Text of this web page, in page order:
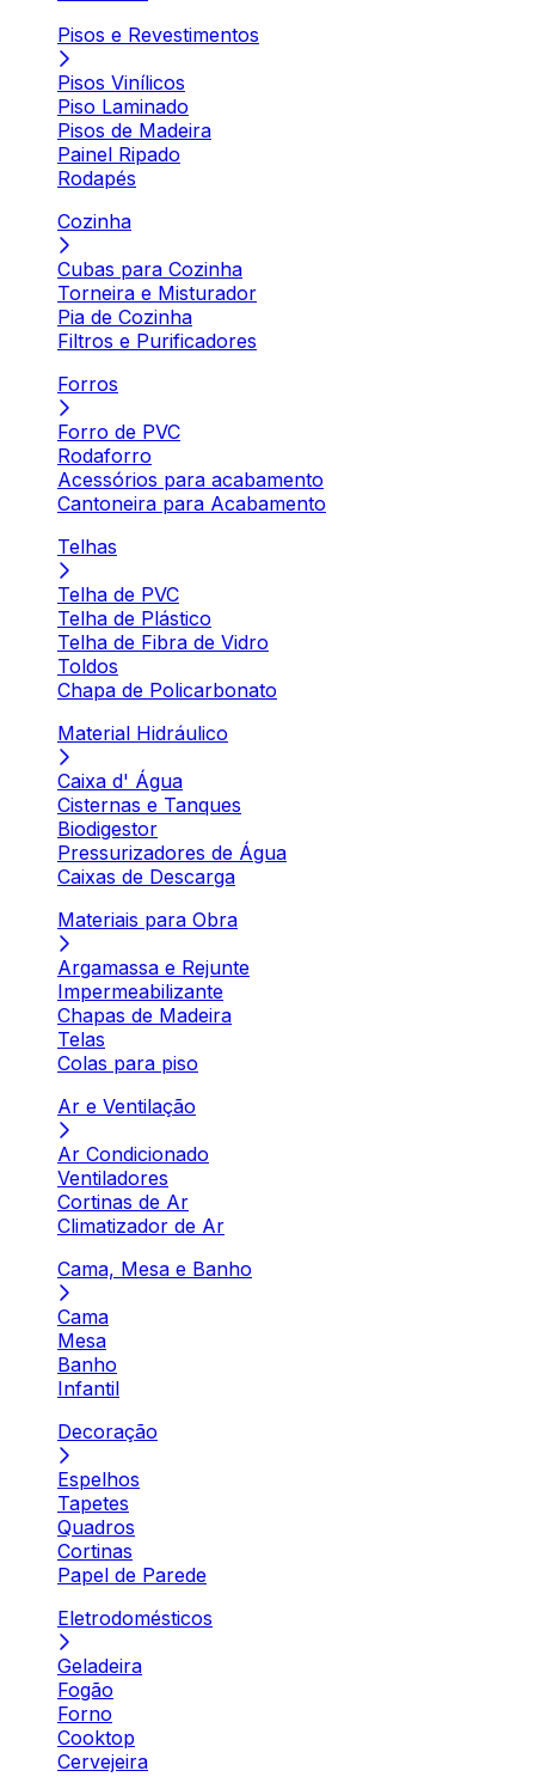
Pisos e Revestimentos
Pisos Vinílicos
Piso Laminado
Pisos de Madeira
Painel Ripado
Rodapés
Cozinha
Cubas para Cozinha
Torneira e Misturador
Pia de Cozinha
Filtros e Purificadores
Forros
Forro de PVC
Rodaforro
Acessórios para acabamento
Cantoneira para Acabamento
Telhas
Telha de PVC
Telha de Plástico
Telha de Fibra de Vidro
Toldos
Chapa de Policarbonato
Material Hidráulico
Caixa d' Água
Cisternas e Tanques
Biodigestor
Pressurizadores de Água
Caixas de Descarga
Materiais para Obra
Argamassa e Rejunte
Impermeabilizante
Chapas de Madeira
Telas
Colas para piso
Ar e Ventilação
Ar Condicionado
Ventiladores
Cortinas de Ar
Climatizador de Ar
Cama, Mesa e Banho
Cama
Mesa
Banho
Infantil
Decoração
Espelhos
Tapetes
Quadros
Cortinas
Papel de Parede
Eletrodomésticos
Geladeira
Fogão
Forno
Cooktop
Cervejeira